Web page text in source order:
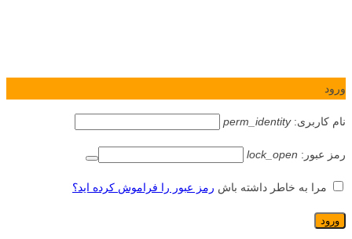
ورود
نام کاربری:perm_identity
رمز عبور: lock_open
مرا به خاطر داشته باش رمز عبور را فراموش کرده اید؟